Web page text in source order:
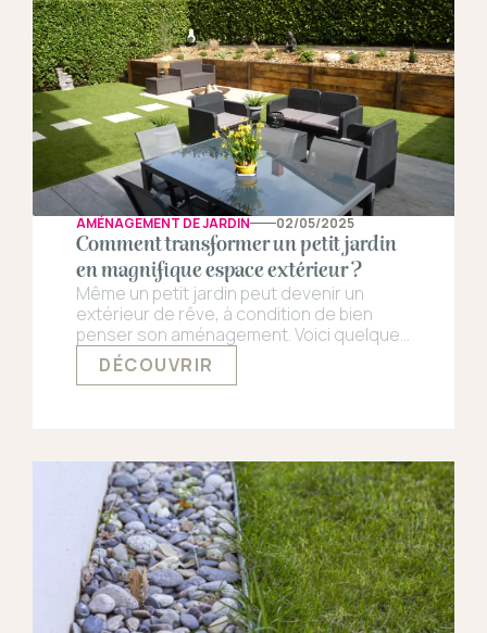
AMÉNAGEMENT DE JARDIN 02/05/2025
Comment transformer un petit jardin
en magnifique espace extérieur ?
Même un petit jardin peut devenir un
extérieur de rêve, à condition de bien
penser son aménagement. Voici quelques
conseils pratiques pour transformer un
espace réduit en un magnifique extérieur
DÉCOUVRIR